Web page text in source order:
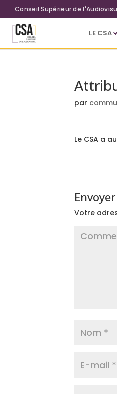
Aller au contenu principal
Conseil Supérieur de
LE CSA
par
Le CSA a
Votre